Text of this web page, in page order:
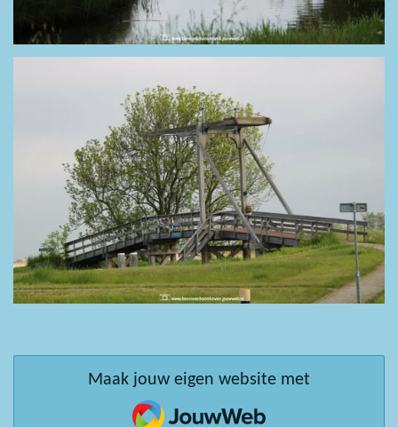
Maak jouw eigen website met
JouwWeb